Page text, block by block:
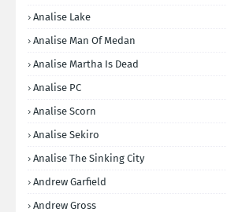
Analise Lake
Analise Man Of Medan
Analise Martha Is Dead
Analise PC
Analise Scorn
Analise Sekiro
Analise The Sinking City
Andrew Garfield
Andrew Gross